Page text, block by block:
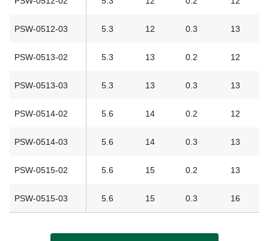
PSW-0512-03 5.3 12 0.3 13
PSW-0513-02 5.3 13 0.2 12
PSW-0513-03 5.3 13 0.3 13
PSW-0514-02 5.6 14 0.2 12
PSW-0514-03 5.6 14 0.3 13
PSW-0515-02 5.6 15 0.2 13
PSW-0515-03 5.6 15 0.3 16